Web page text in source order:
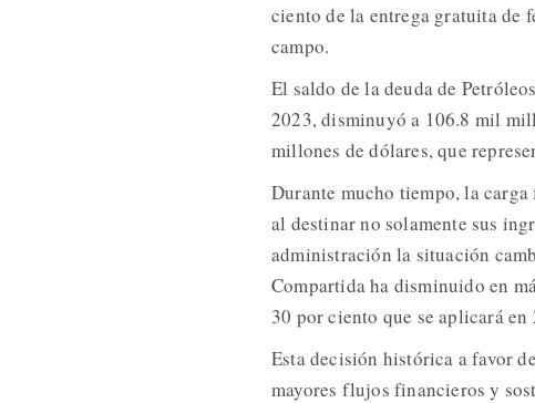
ciento de la entrega gratuita de
campo.
El saldo de la deuda de
2023, disminuyó a 106.8 mil
millones de dólares, que
Durante mucho tiempo, la
al destinar no solamente sus
administración la situación
Compartida ha disminuido en
30 por ciento que se aplicará en
Esta decisión histórica a favor
mayores flujos financieros y